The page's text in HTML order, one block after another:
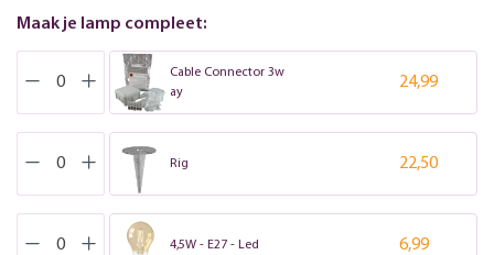
Maak je lamp compleet:
Cable Connector 3w
ay
24,99
Rig 22,50
4,5W - E27 - Led 6,99